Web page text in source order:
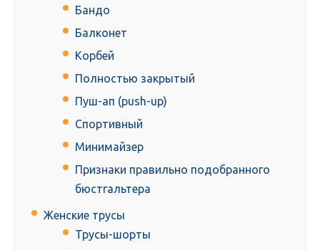
Бандо
Балконет
Корбей
Полностью закрытый
Пуш-ап (push-up)
Спортивный
Минимайзер
Признаки правильно подобранного
бюстгальтера
Женские трусы
Трусы-шорты